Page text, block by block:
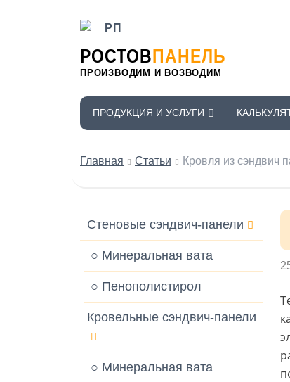
РОСТОВПАНЕЛЬ
ПРОИЗВОДИМ И ВОЗВОДИМ
ПРОДУКЦИЯ И УСЛУГИ
Главная Статьи Кровля из сэндвич
Стеновые сэндвич-панели
○ Минеральная вата
○ Пенополистирол
Кровельные сэндвич-панели
○ Минеральная вата